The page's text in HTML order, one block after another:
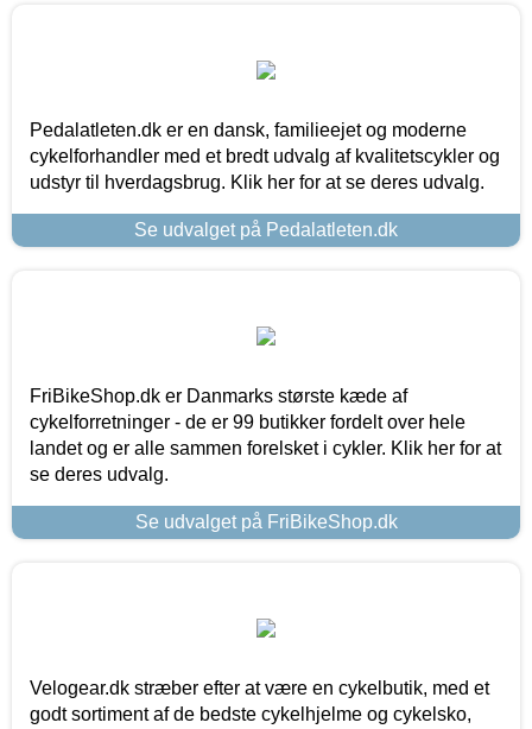
Pedalatleten.dk er en dansk, familieejet og moderne
cykelforhandler med et bredt udvalg af kvalitetscykler og
udstyr til hverdagsbrug. Klik her for at se deres udvalg.
Se udvalget på Pedalatleten.dk
FriBikeShop.dk er Danmarks største kæde af
cykelforretninger - de er 99 butikker fordelt over hele
landet og er alle sammen forelsket i cykler. Klik her for at
se deres udvalg.
Se udvalget på FriBikeShop.dk
Velogear.dk stræber efter at være en cykelbutik, med et
godt sortiment af de bedste cykelhjelme og cykelsko,